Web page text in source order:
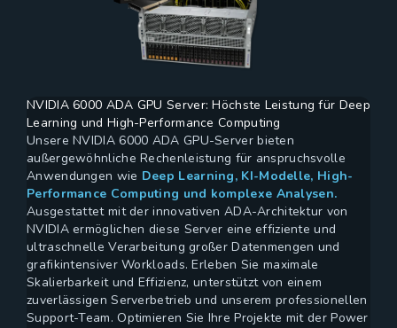
NVIDIA 6000 ADA GPU Server: Höchste Leistung für Deep
Learning und High-Performance Computing
Unsere NVIDIA 6000 ADA GPU-Server bieten
außergewöhnliche Rechenleistung für anspruchsvolle
Anwendungen wie Deep Learning, KI-Modelle, High-
Performance Computing und komplexe Analysen.
Ausgestattet mit der innovativen ADA-Architektur von
NVIDIA ermöglichen diese Server eine effiziente und
ultraschnelle Verarbeitung großer Datenmengen und
grafikintensiver Workloads. Erleben Sie maximale
Skalierbarkeit und Effizienz, unterstützt von einem
zuverlässigen Serverbetrieb und unserem professionellen
Support-Team. Optimieren Sie Ihre Projekte mit der Power